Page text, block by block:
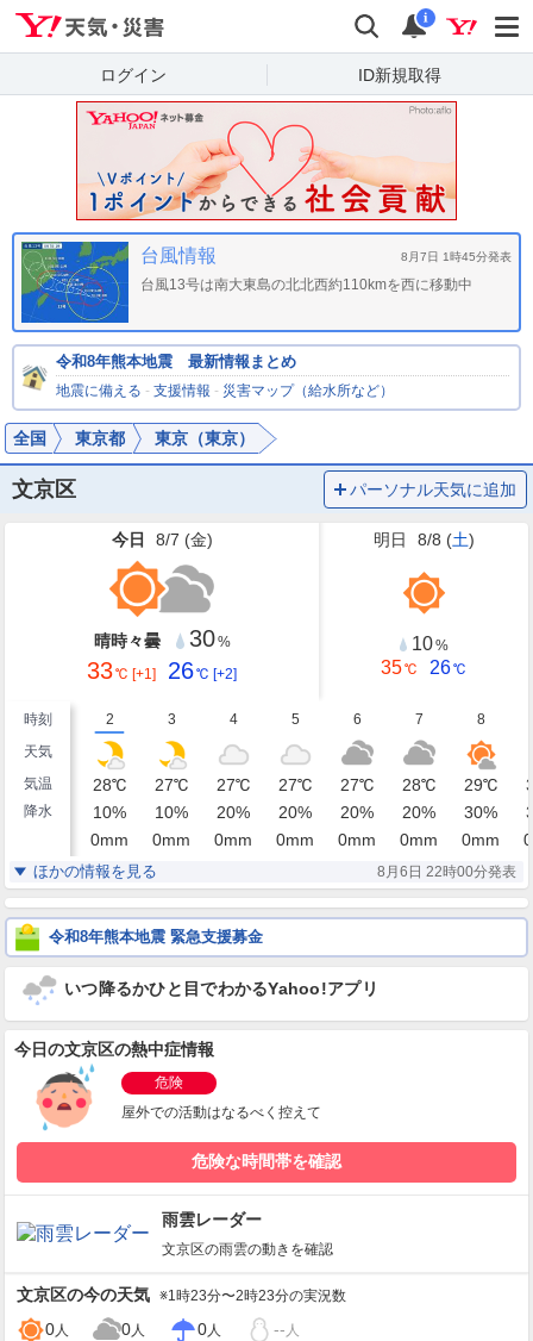
検索 通知
i
ログイン ID新規取得
台風情報 8月7日 1時45分発表
台風13号は南大東島の北北西約110kmを西に移動中
令和8年熊本地震 最新情報まとめ
地震に備える - 支援情報 - 災害マップ（給水所など）
全国 東京都 東京（東京）
文京区 パーソナル天気に追加
今日 8/7 (金)
晴時々曇 30%
33℃ [+1] 26℃ [+2]
明日 8/8 (土)
10%
35℃ 26℃
時刻 2 3 4 5 6 7
8
天気
気温
28℃ 27℃ 27℃ 27℃ 27℃ 28℃ 29℃
降水 10% 10% 20% 20% 20% 20% 30%
0mm 0mm 0mm 0mm 0mm 0mm 0mm 0
湿度 86 % 84 % 81%
風
東南東
1m/s
東
1m/s
東
1m/s
東北東
1m/s
東
1m/s
東南東
1m/s
南東
1m/s
ほかの情報を見る 8月6日 22時00分発表
令和8年熊本地震 緊急支援募金
いつ降るかひと目でわかるYahoo!アプリ
今日の文京区の熱中症情報
危険
屋外での活動はなるべく控えて
危険な時間帯を確認
雨雲レーダー
文京区の雨雲の動きを確認
文京区の今の天気 ※1時23分〜2時23分の実況数
0人 0人 0人 -- 人